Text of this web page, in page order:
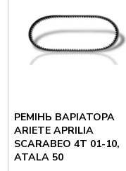
РЕМІНЬ ВАРІАТОРА
ARIETE APRILIA
SCARABEO 4T 01-10,
ATALA 50